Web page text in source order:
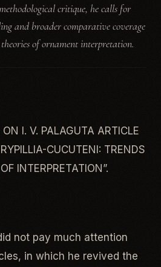
critique, he calls for
and broader comparative coverage
of ornament interpretation.
I. V. PALAGUTA ARTICLE
CUCUTENI: TRENDS
INTERPRETATION”.
not pay much attention
in which he revived the